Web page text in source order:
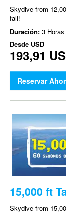
Skydive from
fall!
Duración: 3 Horas
Desde USD
193,91
Reservar
15,000 ft
Skydive from